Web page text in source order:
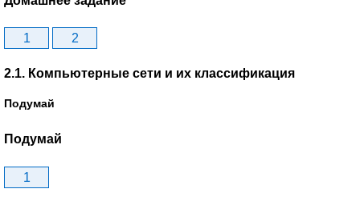
1 2
2.1. Компьютерные сети и их классификация
Подумай
Подумай
1